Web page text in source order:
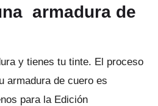
armadura de
y tienes tu tinte. El proceso
armadura de cuero es
para la Edición